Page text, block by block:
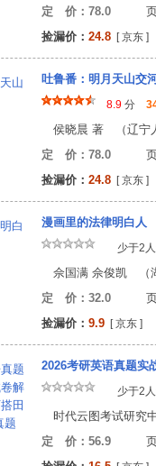
定 价：78.0
捡漏价： 24.8 [ 京东 ]
吐鲁番：明月天山交
8.9 分
侯晓晨 著 （辽宁
定 价：78.0
捡漏价： 24.8 [ 京东 ]
漫画里的法律明白人
少于2
佘国满 佘俊凯 （湖
定 价：32.0
捡漏价： 9.9 [ 京东 ]
2026考研英语真题实
少于2
时代云图考试研究
定 价：56.9